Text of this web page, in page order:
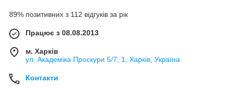
89% позитивних з 112 відгуків за рік
Працює з 08.08.2013
м. Харків
ул. Академіка Проскури 5/7, 1, Харків, Україна
Контакти